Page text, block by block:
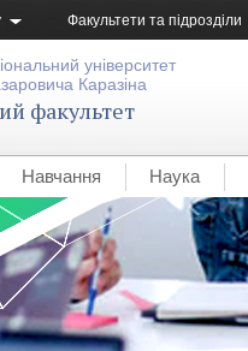
Факультети та підрозділи
університет
Каразіна
факультет
Навчання Наука